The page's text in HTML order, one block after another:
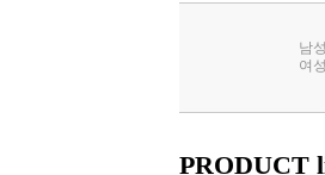
남
여
PRODUCT